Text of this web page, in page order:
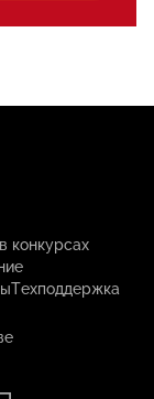
конкурсах
Техподдержка